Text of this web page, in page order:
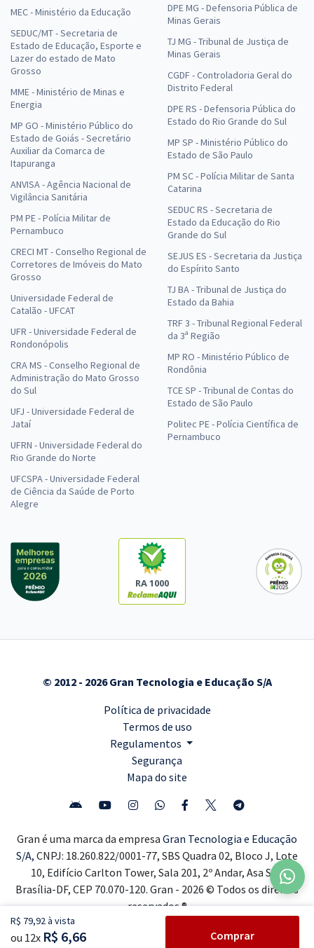
R$ 79,92 à vista
ou 12x R$ 6,66 Comprar
MEC - Ministério da Educação
SEDUC/MT - Secretaria de
Estado de Educação, Esporte e
Lazer do estado de Mato
Grosso
MME - Ministério de Minas e
Energia
MP GO - Ministério Público do
Estado de Goiás - Secretário
Auxiliar da Comarca de
Itapuranga
ANVISA - Agência Nacional de
Vigilância Sanitária
PM PE - Polícia Militar de
Pernambuco
CRECI MT - Conselho Regional de
Corretores de Imóveis do Mato
Grosso
Universidade Federal de
Catalão - UFCAT
UFR - Universidade Federal de
Rondonópolis
CRA MS - Conselho Regional de
Administração do Mato Grosso
do Sul
UFJ - Universidade Federal de
Jataí
UFRN - Universidade Federal do
Rio Grande do Norte
UFCSPA - Universidade Federal
de Ciência da Saúde de Porto
Alegre
DPE MG - Defensoria Pública de
Minas Gerais
TJ MG - Tribunal de Justiça de
Minas Gerais
CGDF - Controladoria Geral do
Distrito Federal
DPE RS - Defensoria Pública do
Estado do Rio Grande do Sul
MP SP - Ministério Público do
Estado de São Paulo
PM SC - Polícia Militar de Santa
Catarina
SEDUC RS - Secretaria de
Estado da Educação do Rio
Grande do Sul
SEJUS ES - Secretaria da Justiça
do Espírito Santo
TJ BA - Tribunal de Justiça do
Estado da Bahia
TRF 3 - Tribunal Regional Federal
da 3ª Região
MP RO - Ministério Público de
Rondônia
TCE SP - Tribunal de Contas do
Estado de São Paulo
Politec PE - Polícia Científica de
Pernambuco
RA 1000
© 2012 - 2026 Gran Tecnologia e Educação S/A
Política de privacidade
Termos de uso
Regulamentos
Segurança
Mapa do site
Gran é uma marca da empresa Gran Tecnologia e Educação
S/A, CNPJ: 18.260.822/0001-77, SBS Quadra 02, Bloco J, Lote
10, Edifício Carlton Tower, Sala 201, 2º Andar, Asa Sul,
Brasília-DF, CEP 70.070-120. Gran - 2026 © Todos os direitos
reservados ®